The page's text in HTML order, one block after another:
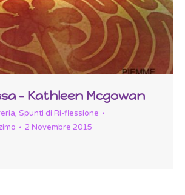
– Kathleen Mcgowan
, Spunti di Ri-flessione
2 Novembre 2015